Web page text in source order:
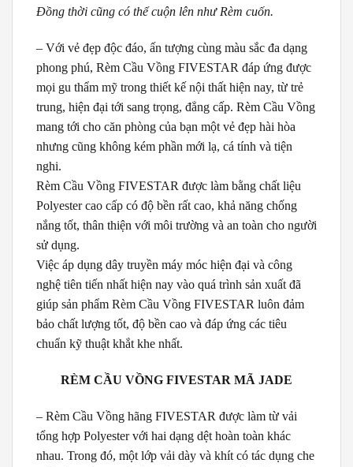
Đồng thời cũng có thể cuộn lên như Rèm cuốn.
– Với vẻ đẹp độc đáo, ấn tượng cùng màu sắc đa dạng
phong phú, Rèm Cầu Vồng FIVESTAR đáp ứng được
mọi gu thẩm mỹ trong thiết kế nội thất hiện nay, từ trẻ
trung, hiện đại tới sang trọng, đẳng cấp. Rèm Cầu Vồng
mang tới cho căn phòng của bạn một vẻ đẹp hài hòa
nhưng cũng không kém phần mới lạ, cá tính và tiện
nghi.
Rèm Cầu Vồng FIVESTAR được làm bằng chất liệu
Polyester cao cấp có độ bền rất cao, khả năng chống
nắng tốt, thân thiện với môi trường và an toàn cho người
sử dụng.
Việc áp dụng dây truyền máy móc hiện đại và công
nghệ tiên tiến nhất hiện nay vào quá trình sản xuất đã
giúp sản phẩm Rèm Cầu Vồng FIVESTAR luôn đảm
bảo chất lượng tốt, độ bền cao và đáp ứng các tiêu
chuẩn kỹ thuật khắt khe nhất.
RÈM CẦU VỒNG FIVESTAR MÃ JADE
– Rèm Cầu Vồng hãng FIVESTAR được làm từ vải
tổng hợp Polyester với hai dạng dệt hoàn toàn khác
nhau. Trong đó, một lớp vải dày và khít có tác dụng che